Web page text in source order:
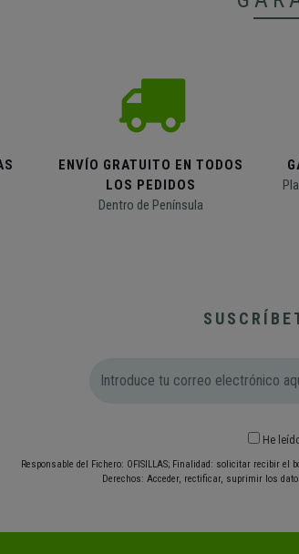
ENVÍO GRATUITO EN TODOS
LOS PEDIDOS
Dentro de Península
He
Responsable del Fichero: OFISILLAS; Finalidad: solicitar recibir
Derechos: Acceder, rectificar, suprimir los